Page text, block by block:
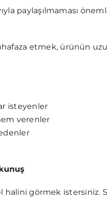
paylaşılmaması
etmek, ürünün
isteyenler
verenler
halini görmek istersiniz.